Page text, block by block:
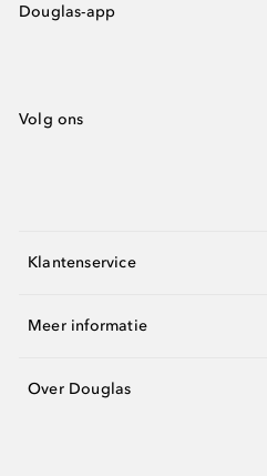
Douglas-app
Volg ons
Klantenservice
Meer informatie
Over Douglas